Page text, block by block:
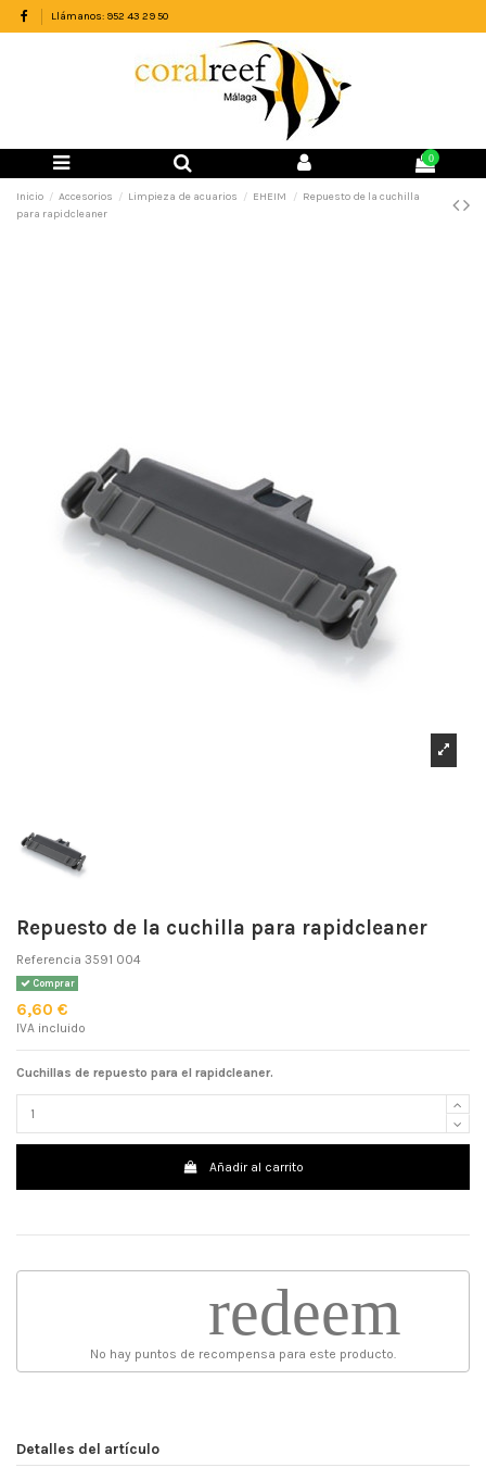
Llámanos: 952 43 29 50
0
Inicio Accesorios Limpieza de acuarios EHEIM
Repuesto de la cuchilla
para rapidcleaner
Repuesto de la cuchilla para rapidcleaner
Referencia 3591 004
Comprar
6,60 €
IVA incluido
Cuchillas de repuesto para el rapidcleaner.
Añadir al carrito
redeem
No hay puntos de recompensa para este producto.
Detalles del artículo